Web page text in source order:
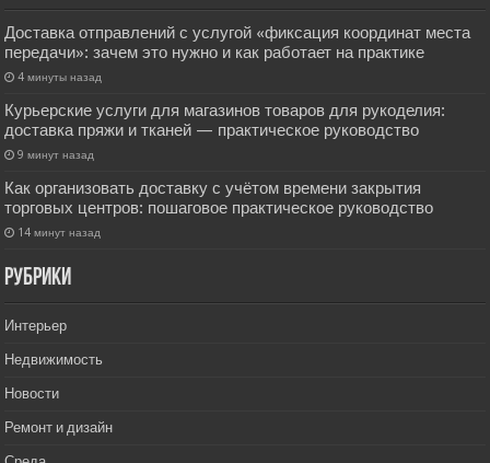
Доставка отправлений с услугой «фиксация координат места
передачи»: зачем это нужно и как работает на практике
4 минуты назад
Курьерские услуги для магазинов товаров для рукоделия:
доставка пряжи и тканей — практическое руководство
9 минут назад
Как организовать доставку с учётом времени закрытия
торговых центров: пошаговое практическое руководство
14 минут назад
РУбрики
Интерьер
Недвижимость
Новости
Ремонт и дизайн